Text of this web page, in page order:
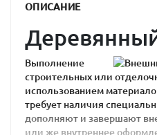
ОПИСАНИЕ
Выполнение
строительных или
использованием
требует наличия
дополняют и завершают
или же внутреннее